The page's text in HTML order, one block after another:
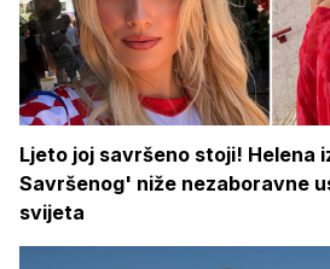
Ljeto joj savršeno stoji! Helena
Savršenog' niže nezaboravne
svijeta